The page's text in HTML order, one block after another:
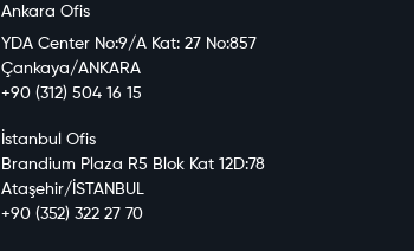
Ankara Ofis
YDA Center No:9/A Kat: 27 No:857
Çankaya/ANKARA
+90 (312) 504 16 15
İstanbul Ofis
Brandium Plaza R5 Blok Kat 12D:78
Ataşehir/İSTANBUL
+90 (352) 322 27 70